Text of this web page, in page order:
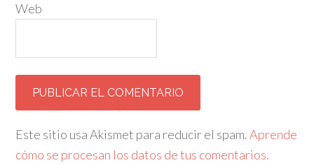
Web
Este sitio usa Akismet para reducir el spam.Aprende
cómo se procesan los datos de tus comentarios.